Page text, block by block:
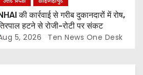
की कार्रवाई से गरीब दुकानदारों में रोष,
हटने से रोजी-रोटी पर संकट
5, 2026 Ten News One Desk